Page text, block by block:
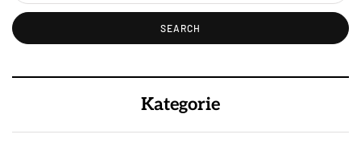
Kategorie